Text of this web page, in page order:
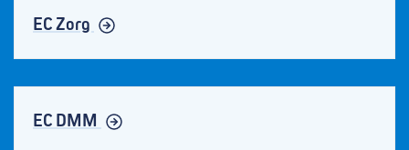
EC Zorg
EC DMM